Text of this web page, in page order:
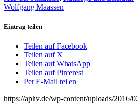
Wolfgang Maassen
Eintrag teilen
Teilen auf Facebook
Teilen auf X
Teilen auf WhatsApp
Teilen auf Pinterest
Per E-Mail teilen
https://aphv.de/wp-content/uploads/2016/